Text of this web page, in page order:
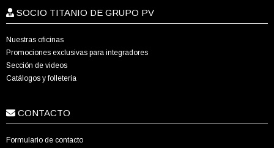
SOCIO TITANIO DE GRUPO PV
Nuestras oficinas
Promociones exclusivas para integradores
Sección de videos
Catálogos y folletería
CONTACTO
Formulario de contacto